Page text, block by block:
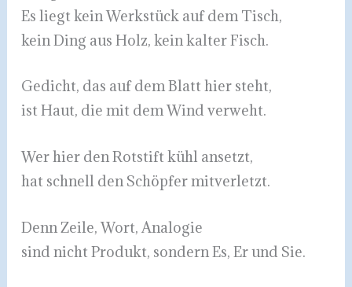
Es liegt kein Werkstück auf dem Tisch,
kein Ding aus Holz, kein kalter Fisch.
Gedicht, das auf dem Blatt hier steht,
ist Haut, die mit dem Wind verweht.
Wer hier den Rotstift kühl ansetzt,
hat schnell den Schöpfer mitverletzt.
Denn Zeile, Wort, Analogie
sind nicht Produkt, sondern Es, Er und Sie.